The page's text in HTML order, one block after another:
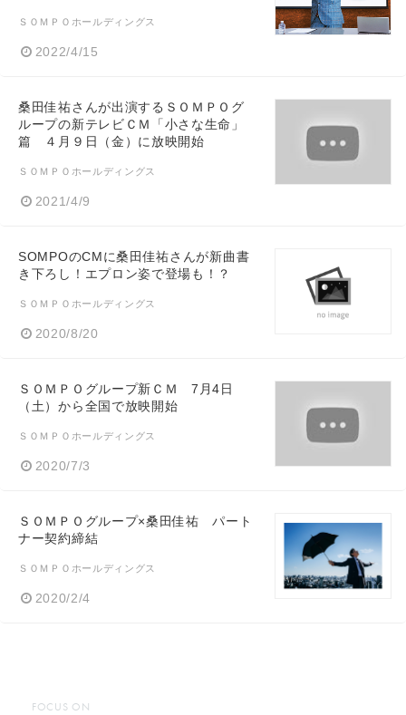
ＳＯＭＰＯホールディングス
2022/4/15
桑田佳祐さんが出演するＳＯＭＰＯグ
ループの新テレビＣＭ「小さな生命」
篇 ４月９日（金）に放映開始
ＳＯＭＰＯホールディングス
2021/4/9
SOMPOのCMに桑田佳祐さんが新曲書
き下ろし！エプロン姿で登場も！？
ＳＯＭＰＯホールディングス
2020/8/20
ＳＯＭＰＯグループ新ＣＭ 7月4日
（土）から全国で放映開始
ＳＯＭＰＯホールディングス
2020/7/3
ＳＯＭＰＯグループ×桑田佳祐 パート
ナー契約締結
ＳＯＭＰＯホールディングス
2020/2/4
FOCUS ON